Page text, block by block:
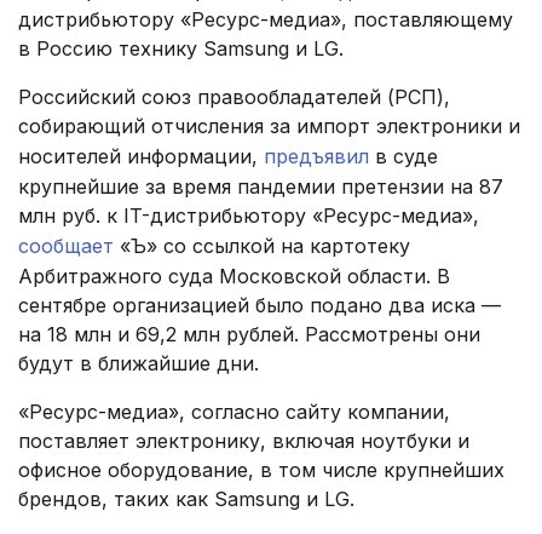
дистрибьютору «Ресурс-медиа», поставляющему
в Россию технику Samsung и LG.
Российский союз правообладателей (РСП),
собирающий отчисления за импорт электроники и
носителей информации, предъявил в суде
крупнейшие за время пандемии претензии на 87
млн руб. к IT-дистрибьютору «Ресурс-медиа»,
сообщает «Ъ» со ссылкой на картотеку
Арбитражного суда Московской области. В
сентябре организацией было подано два иска —
на 18 млн и 69,2 млн рублей. Рассмотрены они
будут в ближайшие дни.
«Ресурс-медиа», согласно сайту компании,
поставляет электронику, включая ноутбуки и
офисное оборудование, в том числе крупнейших
брендов, таких как Samsung и LG.